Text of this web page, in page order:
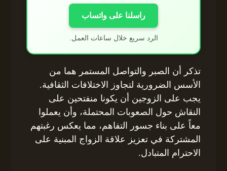
راسلنا على واتساب
الرد سريع خلال ساعات العمل.
تذكر أن الصبر والتواصل المستمر هما من
الأسس الضرورية لتجاوز الاختلافات الثقافية.
يجب على الزوجين أن يكونا منفتحين على
النقاش حول الصعوبات المحتملة، وأن يعملوا
معاً على بناء جسور التفاهم، مما يعكس رغبتهم
المشتركة في تعزيز علاقة الزواج المبنية على
الاحترام المتبادل.